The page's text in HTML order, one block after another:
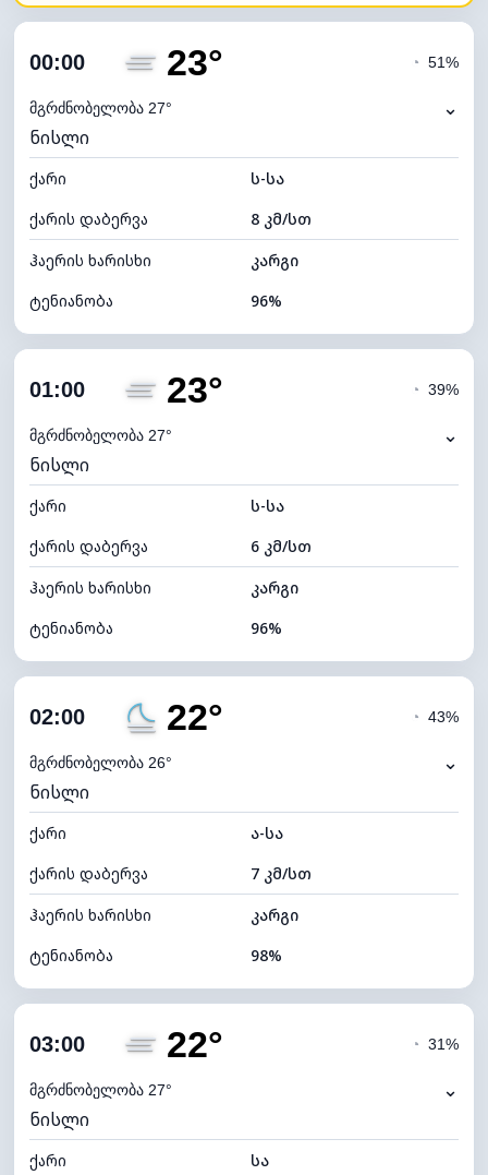
00:00 23°
მგრძნობელობა 27°
◔ 51%
⌄
ნისლი
ქარი
ს-სა
ქარის დაბერვა
8 კმ/სთ
ჰაერის ხარისხი
კარგი
ტენიანობა
96%
ღრუბლიანობა
ნამის წერტილი
ხილვადობა
განათების ინდექსი 0 (ბნელი)
ღრუბლის სიმაღლე 4000 მ
01:00 23°
მგრძნობელობა 27°
◔ 39%
⌄
ნისლი
ქარი
ს-სა
ქარის დაბერვა
6 კმ/სთ
ჰაერის ხარისხი
კარგი
ტენიანობა
96%
ღრუბლიანობა
ნამის წერტილი
ხილვადობა
განათების ინდექსი 0 (ბნელი)
ღრუბლის სიმაღლე 5920 მ
02:00 22°
მგრძნობელობა 26°
◔ 43%
⌄
ნისლი
ქარი
ა-სა
ქარის დაბერვა
7 კმ/სთ
ჰაერის ხარისხი
კარგი
ტენიანობა
98%
ღრუბლიანობა
ნამის წერტილი
ხილვადობა
განათების ინდექსი 0 (ბნელი)
03:00 22°
მგრძნობელობა 27°
◔ 31%
⌄
ნისლი
ქარი
სა